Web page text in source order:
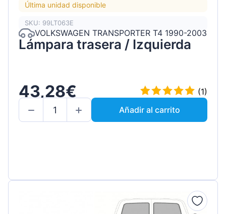
Última unidad disponible
SKU: 99LT063E
VOLKSWAGEN TRANSPORTER T4 1990-2003
Lámpara trasera / Izquierda
43,28€
(1)
Añadir al carrito